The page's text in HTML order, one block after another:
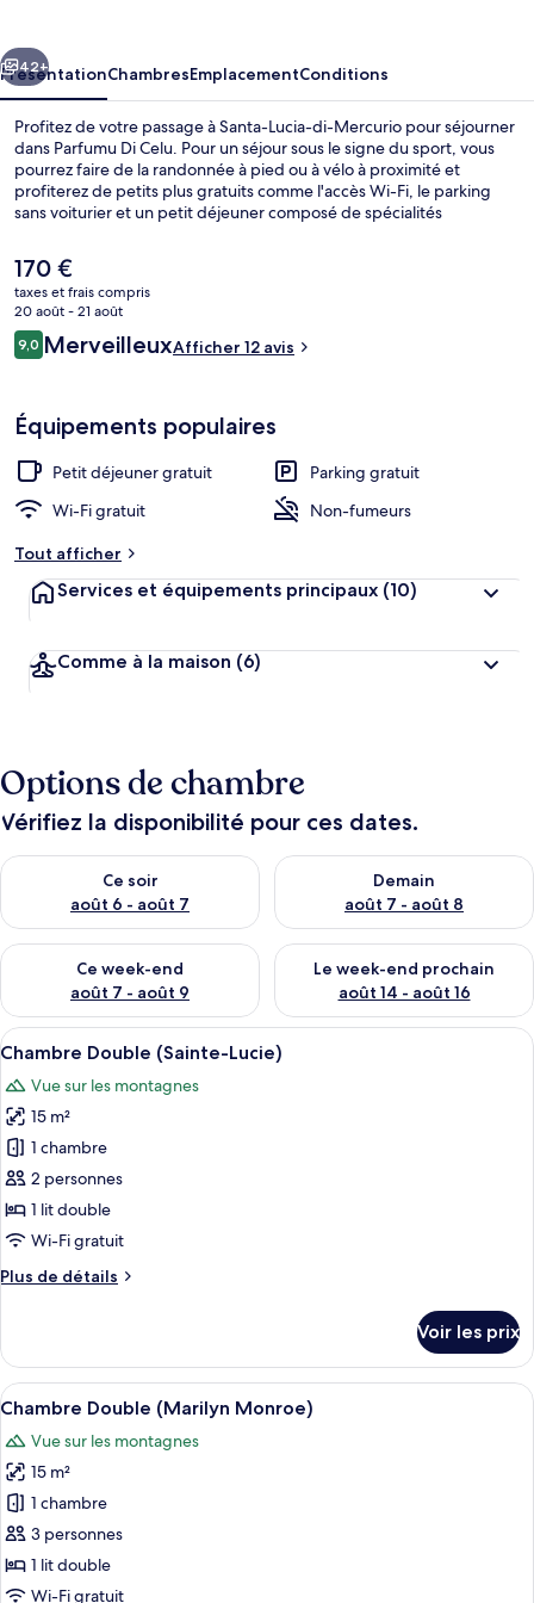
Suivant
42+
PrésentationChambresEmplacementConditions
Profitez de votre passage à Santa-Lucia-di-Mercurio pour séjourner
dans Parfumu Di Celu. Pour un séjour sous le signe du sport, vous
pourrez faire de la randonnée à pied ou à vélo à proximité et
profiterez de petits plus gratuits comme l'accès Wi-Fi, le parking
sans voiturier et un petit déjeuner composé de spécialités
avantages offerts par cet hébergement : une terrasse et un jardin.
Le
prix
actuel
est
de
170 €
taxes et frais compris
20 août - 21 août
Avis
voyageurs
9,09,0 sur 10
MerveilleuxAfficher 12 avis
Équipements populaires
Petit déjeuner gratuit
Parking gratuit
Wi-Fi gratuit
Non-fumeurs
Tout afficher
Services et équipements principaux (10)
Comme à la maison (6)
Options de chambre
Vérifiez la disponibilité pour ces dates.
Ce soir
août 6 - août 7
Vérifier la disponibilité pour ce soir août 6 - août 7
Demain
août 7 - août 8
Vérifier la disponibilité pour
Ce week-end
août 7 - août 9
Vérifier la disponibilité pour ce week-end août 7 - août 9
Le week-end prochain
août 14 - août 16
Vérifier la disponibilité pour
Afficher
toutes
les
photos
pour
ce
type
de
chambre :
Chambre
Lucie)
Une chambre à coucher avec un lit,
9
Chambre Double (Sainte-Lucie)
Vue sur les montagnes
15 m²
1 chambre
2 personnes
1 lit double
Wi-Fi gratuit
Plus de détails
Plus
le
type
de
Chambre
Double
(Sainte-
Lucie)
Voir les prix
Afficher
toutes
les
photos
pour
ce
type
de
Un lit à baldaquin, un bureau en
11
Chambre Double (Marilyn Monroe)
Vue sur les montagnes
15 m²
1 chambre
3 personnes
1 lit double
Wi-Fi gratuit